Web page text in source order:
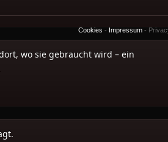
wo sie gebraucht wird – ein
Cookies - Impressum -